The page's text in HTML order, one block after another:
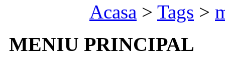
Acasa > Tags >
MENIU PRINCIPAL